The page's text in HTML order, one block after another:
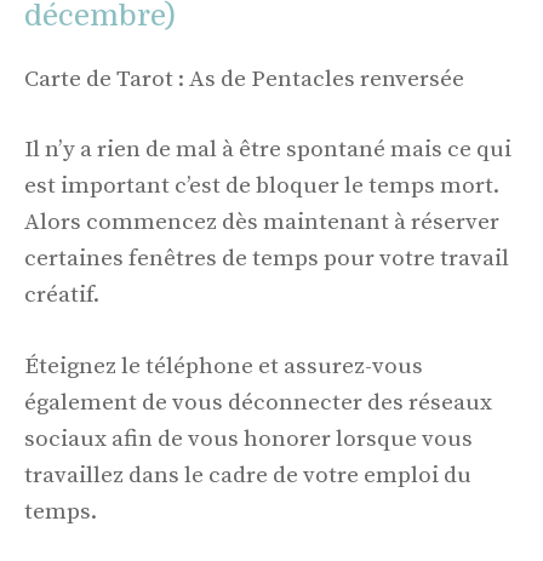
décembre)
Carte de Tarot : As de Pentacles renversée
Il n’y a rien de mal à être spontané mais ce qui
est important c’est de bloquer le temps mort.
Alors commencez dès maintenant à réserver
certaines fenêtres de temps pour votre travail
créatif.
Éteignez le téléphone et assurez-vous
également de vous déconnecter des réseaux
sociaux afin de vous honorer lorsque vous
travaillez dans le cadre de votre emploi du
temps.